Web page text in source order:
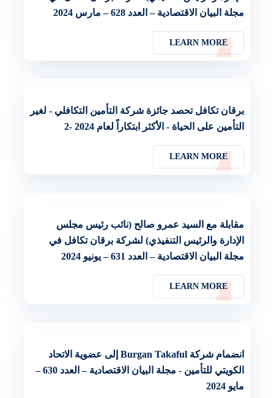
مجلة البيان الاقتصادية – العدد 628 – مارس 2024
LEARN MORE
برقان تكافل تحصد جائزة شركة التأمين التكافلي - لغير
التأمين على الحياة - الأكثر ابتكاراً لعام 2024 -2
LEARN MORE
مقابلة مع السيد عمرو صالح (نائب رئيس مجلس
الإدارة والرئيس التنفيذي) لشركة برقان تكافل في
مجلة البيان الاقتصادية – العدد 631 – يونيو 2024
LEARN MORE
انضمام شركة Burgan Takaful إلى عضوية الاتحاد
الكويتي للتأمين - مجلة البيان الاقتصادية – العدد 630 –
مايو 2024